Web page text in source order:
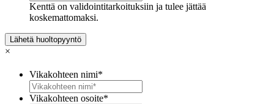
Kenttä on validointitarkoituksiin ja tulee jättää
koskemattomaksi.
×
Vikakohteen nimi*
Vikakohteen osoite*